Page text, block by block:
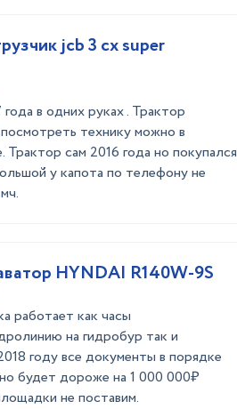
cx super
в одних руках . Трактор
технику можно в
сам 2016 года но покупался
у капота по телефону не
HYNDAI R140W-9S
работает как часы
на гидробур так и
году все документы в порядке
будет дороже на 1 000 000₽
не поставим.